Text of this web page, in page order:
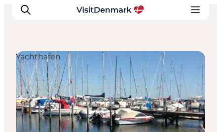
Inspiration
Regionen
Erlebnisse
Unterkünfte
Yachthafen